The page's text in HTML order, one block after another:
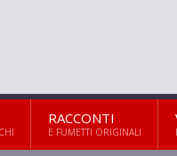
RACCONTI
E FUMETTI ORIGINALI